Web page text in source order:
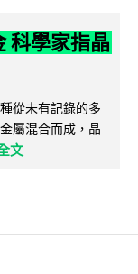
科學家指晶
從未有記錄的多
屬混合而成，晶
文